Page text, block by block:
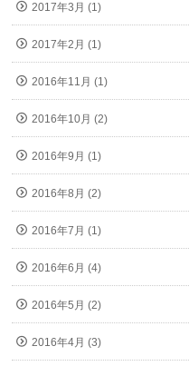
2017年3月 (1)
2017年2月 (1)
2016年11月 (1)
2016年10月 (2)
2016年9月 (1)
2016年8月 (2)
2016年7月 (1)
2016年6月 (4)
2016年5月 (2)
2016年4月 (3)